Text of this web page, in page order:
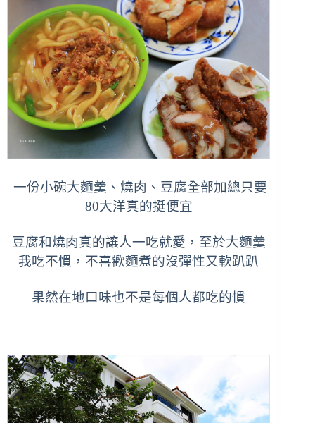
一份小碗大麵羹、燒肉、豆腐全部加總只要
80大洋真的挺便宜
豆腐和燒肉真的讓人一吃就愛，至於大麵羹
我吃不慣，不喜歡麵煮的沒彈性又軟趴趴
果然在地口味也不是每個人都吃的慣